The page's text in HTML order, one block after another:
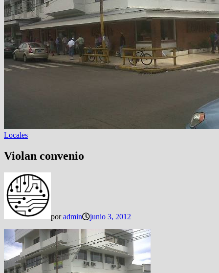
Locales
Violan convenio
poradmin junio 3, 2012